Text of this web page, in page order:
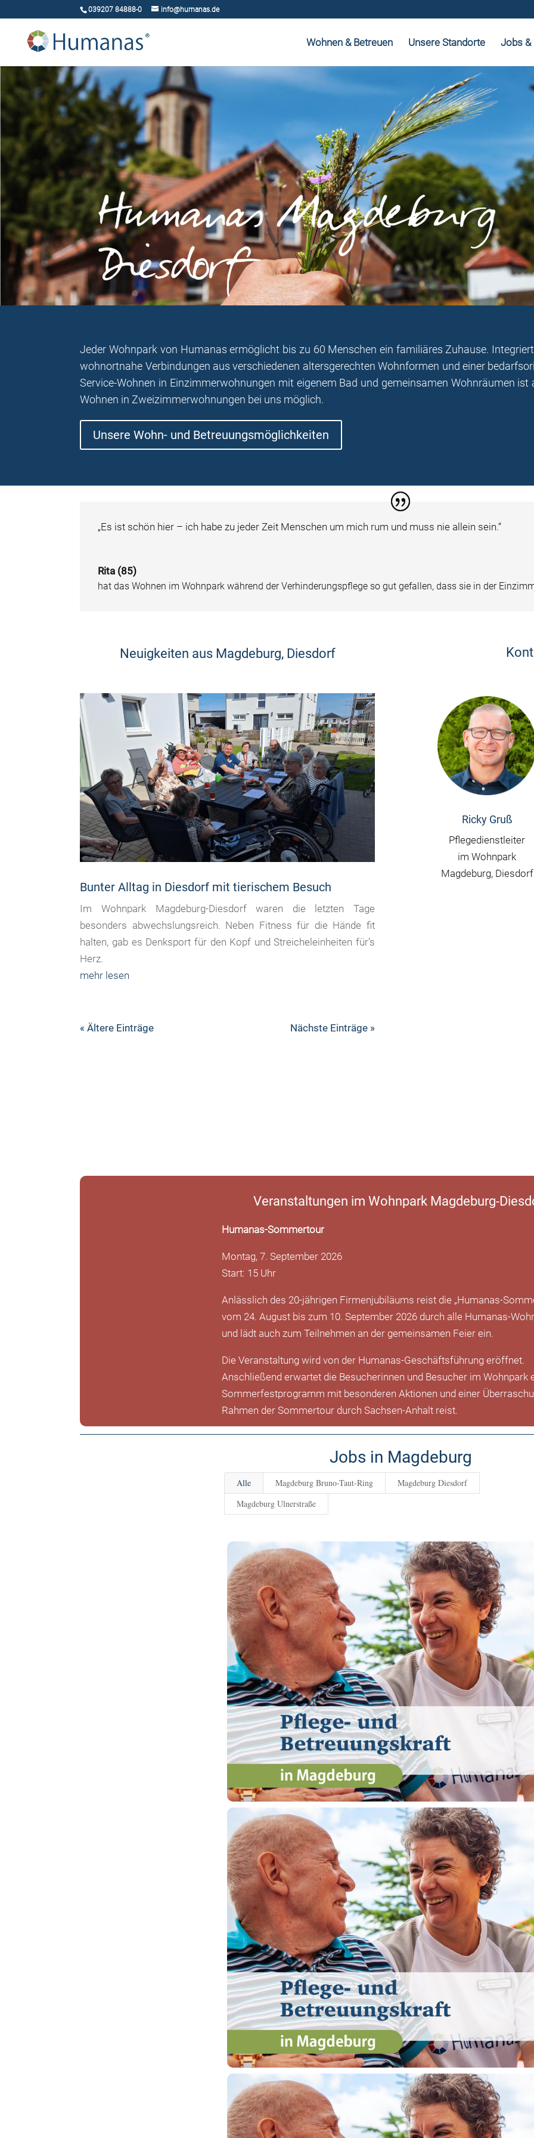
039207 84888-0 info@humanas.de
Wohnen & Betreuen Unsere Standorte Jobs &
Jeder Wohnpark von Humanas ermöglicht bis zu 60 Menschen ein familiäres Zuhause.
wohnortnahe Verbindungen aus verschiedenen altersgerechten Wohnformen und einer
Service-Wohnen in Einzimmerwohnungen mit eigenem Bad und gemeinsamen Wohnräumen
Wohnen in Zweizimmerwohnungen bei uns möglich.
Unsere Wohn- und Betreuungsmöglichkeiten
„Es ist schön hier – ich habe zu jeder Zeit Menschen um mich rum und muss nie allein sein.“
Rita (85)
hat das Wohnen im Wohnpark während der Verhinderungspflege so gut gefallen, dass sie in der
Neuigkeiten aus Magdeburg, Diesdorf
Bunter Alltag in Diesdorf mit tierischem Besuch
Im Wohnpark Magdeburg-Diesdorf waren die letzten Tage
besonders abwechslungsreich. Neben Fitness für die Hände fit
halten, gab es Denksport für den Kopf und Streicheleinheiten für’s
Herz.
mehr lesen
« Ältere Einträge Nächste Einträge »
Ricky Gruß
Pflegedienstleiter
im Wohnpark
Magdeburg, Diesdorf
Veranstaltungen im Wohnpark Magdeburg-
Humanas-Sommertour
Montag, 7. September 2026
Start: 15 Uhr
Anlässlich des 20-jährigen Firmenjubiläums reist die „Humanas-
vom 24. August bis zum 10. September 2026 durch alle Humanas-
und lädt auch zum Teilnehmen an der gemeinsamen Feier ein.
Die Veranstaltung wird von der Humanas-Geschäftsführung eröffnet.
Anschließend erwartet die Besucherinnen und Besucher im Wohnpark
Sommerfestprogramm mit besonderen Aktionen und einer
Rahmen der Sommertour durch Sachsen-Anhalt reist.
Jobs in Magdeburg
Alle Magdeburg Bruno-Taut-Ring
Magdeburg Diesdorf
Magdeburg Ulnerstraße